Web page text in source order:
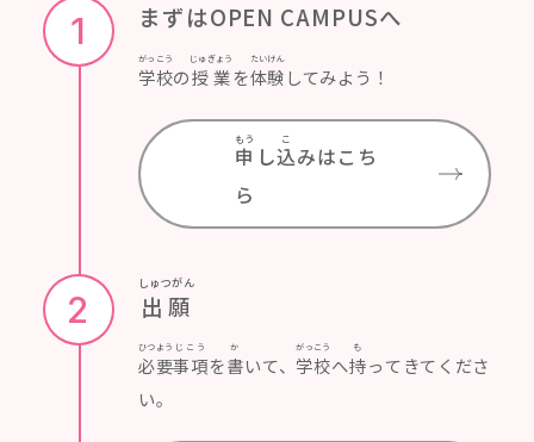
1 まずはOPEN CAMPUSへ
学校
がっこう
の授業
じゅぎょう
を体験
たいけん
してみよう！
申
もう
し込
こ
みはこち
ら
2 出願
しゅつがん
必要
ひつよう
事項
じこう
を書
か
いて、 学校
がっこう
へ持
も
ってきてくださ
い。